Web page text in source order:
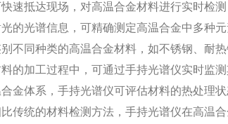
速抵达现场，对高温合金材料进行实时检测
的光谱信息，可精确测定高温合金中多种元
不同种类的高温合金材料，如不锈钢、耐热
的加工过程中，可通过手持光谱仪实时监
金体系，手持光谱仪可评估材料的热处理状
传统的材料检测方法，手持光谱仪在高温